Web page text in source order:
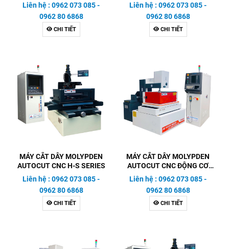
Liên hệ : 0962 073 085 -
0962 80 6868
CHI TIẾT
Liên hệ : 0962 073 085 -
0962 80 6868
CHI TIẾT
MÁY CẮT DÂY MOLYPDEN
AUTOCUT CNC H-S SERIES
Liên hệ : 0962 073 085 -
0962 80 6868
CHI TIẾT
MÁY CẮT DÂY MOLYPDEN
AUTOCUT CNC ĐỘNG CƠ
SERVO
Liên hệ : 0962 073 085 -
0962 80 6868
CHI TIẾT